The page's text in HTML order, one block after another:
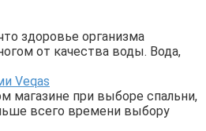
здоровье организма
от качества воды. Вода,
Veqas
магазине при выборе спальни,
всего времени выбору